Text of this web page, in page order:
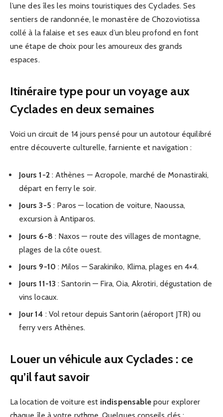
l’une des îles les moins touristiques des Cyclades. Ses
sentiers de randonnée, le monastère de Chozoviotissa
collé à la falaise et ses eaux d’un bleu profond en font
une étape de choix pour les amoureux des grands
espaces.
Itinéraire type pour un voyage aux
Cyclades en deux semaines
Voici un circuit de 14 jours pensé pour un autotour équilibré
entre découverte culturelle, farniente et navigation :
Jours 1-2: Athènes — Acropole, marché de Monastiraki,
départ en ferry le soir.
Jours 3-5 : Paros — location de voiture, Naoussa,
excursion à Antiparos.
Jours 6-8 : Naxos — route des villages de montagne,
plages de la côte ouest.
Jours 9-10 : Milos — Sarakiniko, Klima, plages en 4×4.
Jours 11-13 : Santorin — Fira, Oia, Akrotiri, dégustation de
vins locaux.
Jour 14 : Vol retour depuis Santorin (aéroport JTR) ou
ferry vers Athènes.
Louer un véhicule aux Cyclades : ce
qu’il faut savoir
La location de voiture est indispensable pour explorer